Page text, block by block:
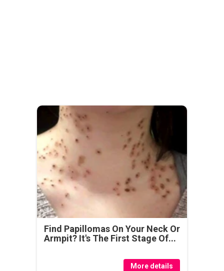
Find Papillomas On Your Neck Or
Armpit? It's The First Stage Of...
More details